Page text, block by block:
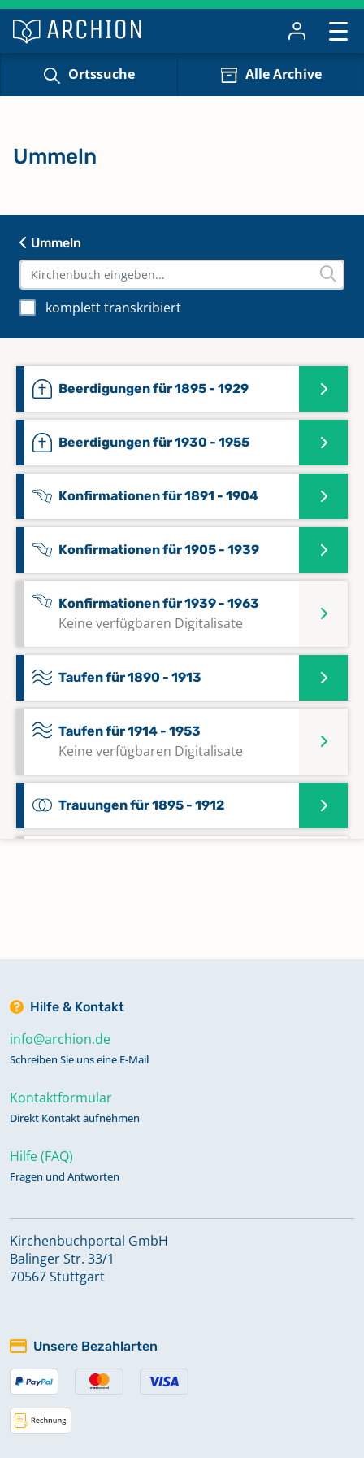
Ortssuche Alle Archive
Ummeln
komplett transkribiert
Beerdigungen für 1895 - 1929
Beerdigungen für 1930 - 1955
Konfirmationen für 1891 - 1904
Konfirmationen für 1905 - 1939
Konfirmationen für 1939 - 1963
Keine verfügbaren Digitalisate
Taufen für 1890 - 1913
Taufen für 1914 - 1953
Keine verfügbaren Digitalisate
Trauungen für 1895 - 1912
Ummeln
Hilfe & Kontakt
info@archion.de
Schreiben Sie uns eine E-Mail
Kontaktformular
Direkt Kontakt aufnehmen
Hilfe (FAQ)
Fragen und Antworten
Kirchenbuchportal GmbH
Balinger Str. 33/1
70567 Stuttgart
Unsere Bezahlarten